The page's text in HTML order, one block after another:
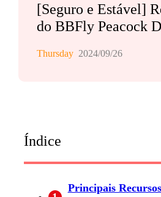
[Seguro e Estável]
do BBFly Peacock
Thursday 2024/09/26
Índice
Principais